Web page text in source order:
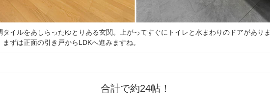
タイルをあしらったゆとりある玄関。上がってすぐにトイレと水まわりのドアがありま
まずは正面の引き戸からLDKへ進みますね。
合計で約24帖！